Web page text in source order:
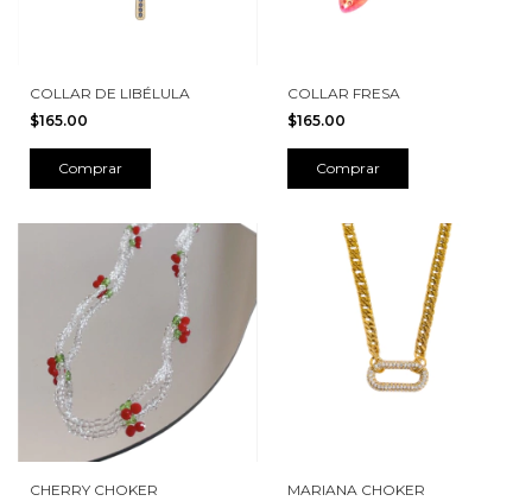
COLLAR DE LIBÉLULA
$165.00
COLLAR FRESA
$165.00
CHERRY CHOKER
MARIANA CHOKER